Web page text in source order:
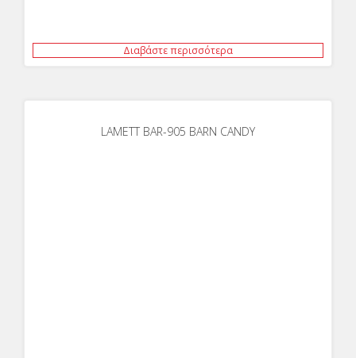
Διαβάστε περισσότερα
LAMETT BAR-905 BARN CANDY